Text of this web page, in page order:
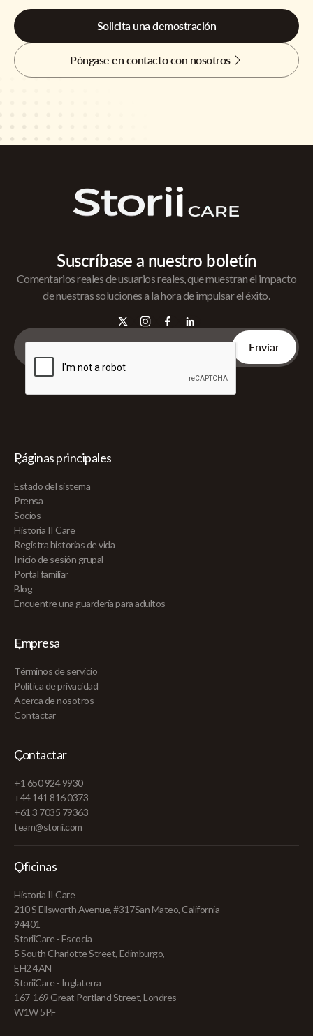
Solicita una demostración
Póngase en contacto con nosotros
Suscríbase a nuestro boletín
Comentarios reales de usuarios reales, que muestran el impacto
de nuestras soluciones a la hora de impulsar el éxito.
Páginas principales
Estado del sistema
Prensa
Socios
Historia II Care
Registra historias de vida
Inicio de sesión grupal
Portal familiar
Blog
Encuentre una guardería para adultos
Empresa
Términos de servicio
Política de privacidad
Acerca de nosotros
Contactar
Contactar
+1 650 924 9930
+44 141 816 0373
+61 3 7035 79363
team@storii.com
Oficinas
Historia II Care
210 S Ellsworth Avenue, #317San Mateo, California
94401
StoriiCare - Escocia
5 South Charlotte Street, Edimburgo,
EH2 4AN
StoriiCare - Inglaterra
167-169 Great Portland Street, Londres
W1W 5PF